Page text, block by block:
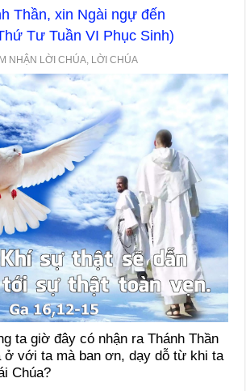
Thần, xin Ngài ngự đến
Tư Tuần VI Phục Sinh)
NHẬN LỜI CHÚA LỜI CHÚA
ta giờ đây có nhận ra Thánh Thần
ở với ta mà ban ơn, dạy dỗ từ khi ta
Chúa?